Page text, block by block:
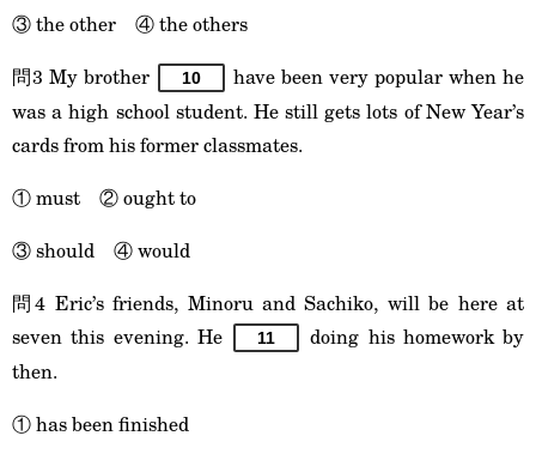
③ the other ④ the others
問3 My brother
10
have been very popular when he
was a high school student. He still gets lots of New Year’s
cards from his former classmates.
① must ② ought to
③ should ④ would
問4 Eric’s friends, Minoru and Sachiko, will be here at
seven this evening. He
11
doing his homework by
then.
① has been finished